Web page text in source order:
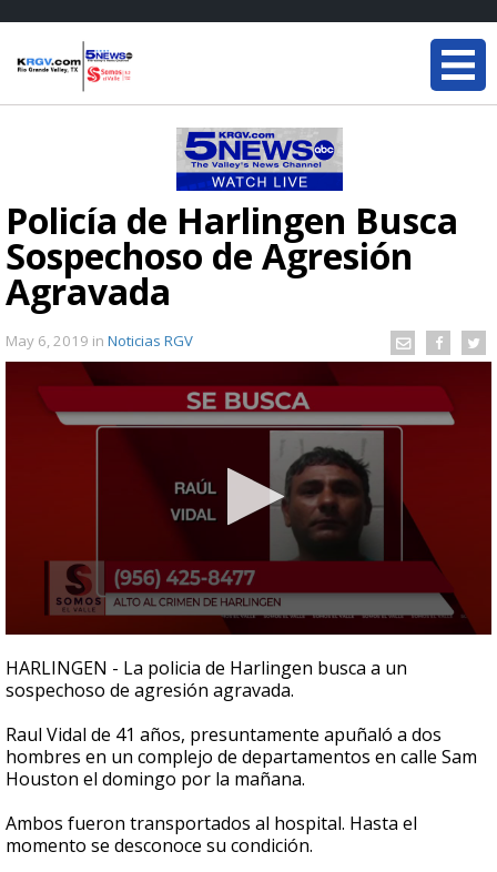
Policía de Harlingen Busca
Sospechoso de Agresión
Agravada
May 6, 2019 in Noticias RGV
seconds
of
28
HARLINGEN - La policia de Harlingen busca a un
sospechoso de agresión agravada.
Raul Vidal de 41 años, presuntamente apuñaló a dos
hombres en un complejo de departamentos en calle Sam
Houston el domingo por la mañana.
Ambos fueron transportados al hospital. Hasta el
momento se desconoce su condición.